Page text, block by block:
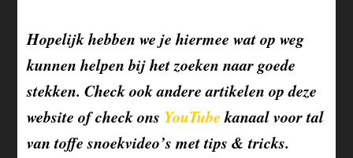
Hopelijk hebben we je hiermee wat op weg
kunnen helpen bij het zoeken naar goede
stekken. Check ook andere artikelen op deze
website of check ons YouTubekanaal voor tal
van toffe snoekvideo’s met tips & tricks.